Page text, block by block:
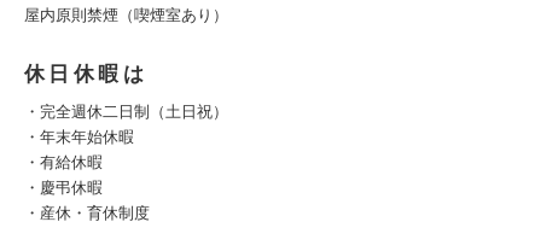
屋内原則禁煙（喫煙室あり）
休日休暇は
・完全週休二日制（土日祝）
・年末年始休暇
・有給休暇
・慶弔休暇
・産休・育休制度